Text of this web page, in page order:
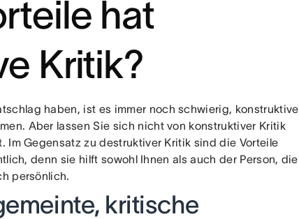
hat
Kritik?
haben, ist es immer noch schwierig, konstruktive
Aber lassen Sie sich nicht von konstruktiver Kritik
Im Gegensatz zu destruktiver Kritik sind die Vorteile
denn sie hilft sowohl Ihnen als auch der Person, die
persönlich.
kritische